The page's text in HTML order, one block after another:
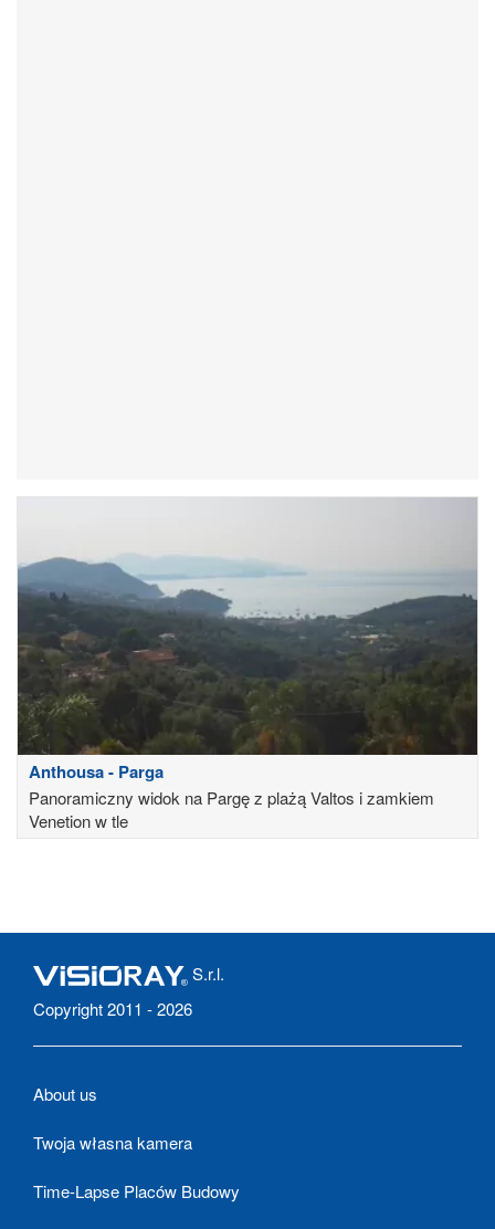
Anthousa - Parga
Panoramiczny widok na Pargę z plażą Valtos i zamkiem
Venetion w tle
S.r.l.
Copyright 2011 - 2026
About us
Twoja własna kamera
Time-Lapse Placów Budowy